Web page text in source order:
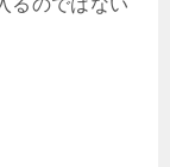
るのではない